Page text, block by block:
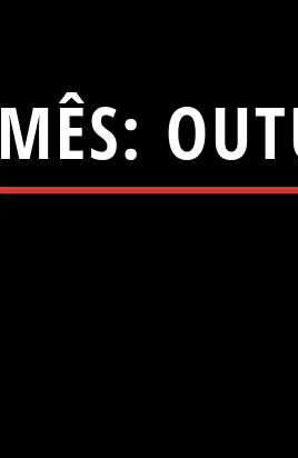
MÊS: